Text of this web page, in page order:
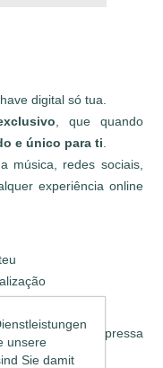
digital só tua.
, que quando
e único para ti.
música, redes sociais,
experiência online
digital, impressa
unsere
Sie damit